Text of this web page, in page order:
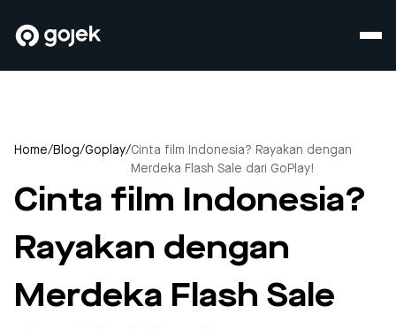
Home/Blog/Goplay/Cinta film Indonesia? Rayakan dengan
Merdeka Flash Sale dari GoPlay!
Cinta film Indonesia?
Rayakan dengan
Merdeka Flash Sale